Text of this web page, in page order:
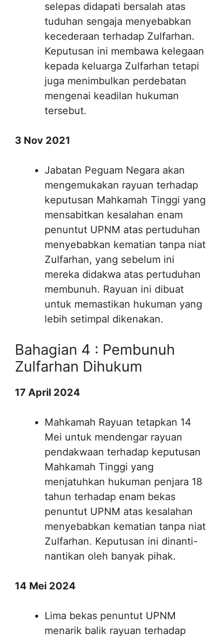
selepas didapati bersalah atas
tuduhan sengaja menyebabkan
kecederaan terhadap Zulfarhan.
Keputusan ini membawa kelegaan
kepada keluarga Zulfarhan tetapi
juga menimbulkan perdebatan
mengenai keadilan hukuman
tersebut.
3 Nov 2021
Jabatan Peguam Negara akan
mengemukakan rayuan terhadap
keputusan Mahkamah Tinggi yang
mensabitkan kesalahan enam
penuntut UPNM atas pertuduhan
menyebabkan kematian tanpa niat
Zulfarhan, yang sebelum ini
mereka didakwa atas pertuduhan
membunuh. Rayuan ini dibuat
untuk memastikan hukuman yang
lebih setimpal dikenakan.
Bahagian 4 : Pembunuh
Zulfarhan Dihukum
17 April 2024
Mahkamah Rayuan tetapkan 14
Mei untuk mendengar rayuan
pendakwaan terhadap keputusan
Mahkamah Tinggi yang
menjatuhkan hukuman penjara 18
tahun terhadap enam bekas
penuntut UPNM atas kesalahan
menyebabkan kematian tanpa niat
Zulfarhan. Keputusan ini dinanti-
nantikan oleh banyak pihak.
14 Mei 2024
Lima bekas penuntut UPNM
menarik balik rayuan terhadap